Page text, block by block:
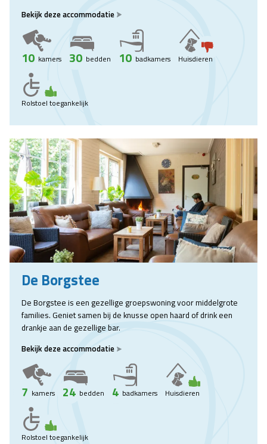
Bekijk deze accommodatie
10 kamers 30 bedden 10 badkamers Huisdieren
Rolstoel toegankelijk
De Borgstee
De Borgstee is een gezellige groepswoning voor middelgrote
families. Geniet samen bij de knusse open haard of drink een
drankje aan de gezellige bar.
Bekijk deze accommodatie
7 kamers 24 bedden 4 badkamers Huisdieren
Rolstoel toegankelijk